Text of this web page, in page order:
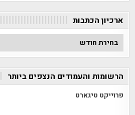
ארכיון הכתבות
ארכיון
הכתבות
הרשומות והעמודים הנצפים ביותר
פרוייקט טיגארט